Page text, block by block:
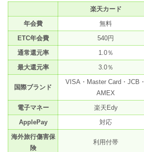
楽天カード
年会費
無料
ETC年会費
540円
通常還元率
1.0％
最大還元率
3.0％
国際ブランド
VISA・Master Card・JCB・
AMEX
電子マネー
楽天Edy
ApplePay
対応
海外旅行傷害保
険
利用付帯